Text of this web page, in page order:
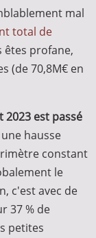
mal
total de
êtes profane,
(de 70,8M€ en
est passé
une hausse
constant
le
c'est avec de
37 % de
petites